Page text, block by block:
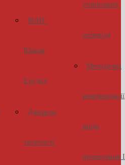
МАН-
Юніор
Ерудит
Джерело
творчості
учнівських
олімпіад
Методичні
рекомендації
щодо
проведення